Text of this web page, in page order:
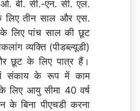
बी. सी.-एन. सी. एल.
लिए तीन साल और एस.
लिए पांच साल की छूट
व्यक्ति (पीडब्ल्यूडी)
छूट के लिए पात्र हैं।
में संकाय के रूप में काम
लिए आयु सीमा 40 वर्ष
के बिना पीएचडी करना